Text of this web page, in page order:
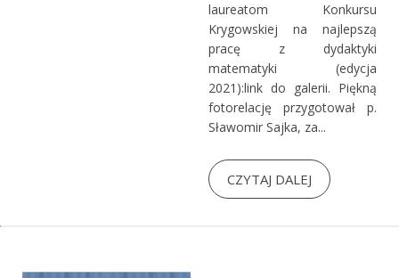
laureatom Konkursu
Krygowskiej na najlepszą
pracę z dydaktyki
matematyki (edycja
2021):link do galerii. Piękną
fotorelację przygotował p.
Sławomir Sajka, za...
CZYTAJ DALEJ